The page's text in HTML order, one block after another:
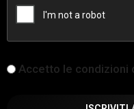
iscrizione
Accetto le condizioni